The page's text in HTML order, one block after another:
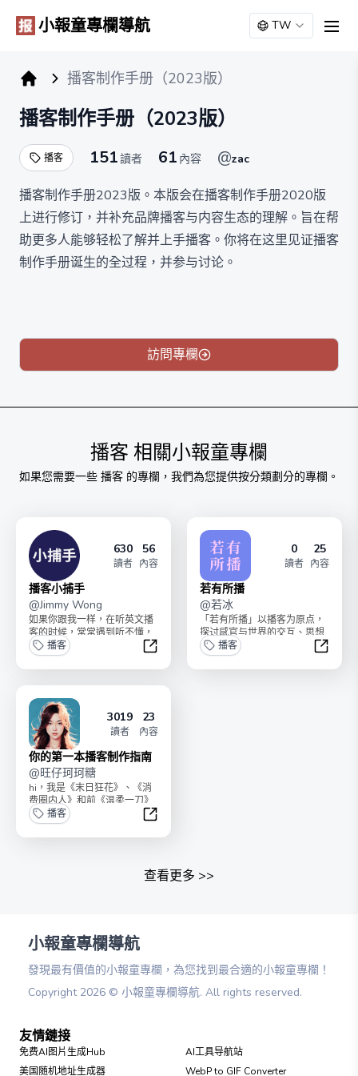
小報童專欄導航 TW
播客制作手册（2023版）
播客制作手册（2023版）
播客 151讀者 61 內容 @zac
播客制作手册2023版。本版会在播客制作手册2020版
上进行修订，并补充品牌播客与内容生态的理解。旨在帮
助更多人能够轻松了解并上手播客。你将在这里见证播客
制作手册诞生的全过程，并参与讨论。
訪問專欄
播客 相關小報童專欄
如果您需要一些 播客 的專欄，我們為您提供按分類劃分的專欄。
630
讀者
56
內容
播客小捕手
@Jimmy Wong
如果你跟我一样，在听英文播
客的时候，常常遇到听不懂，
听着累，甚至不知道听什么的
问题。那么播客小捕手应...
播客
播客小捕手
0
讀者
25
內容
若有所播
@若冰
「若有所播」以播客为原点，
探讨感官与世界的交互、思想
与情感的建筑。公众号：若有
所播 播客：《北海怪...
播客
若有所
3019
讀者
23
內容
你的第一本播客制作指南
@旺仔珂珂糖
hi，我是《末日狂花》、《消
费圈内人》和前《温柔一刀》
的制作人旺仔珂珂糖。我对本
册子的定位是：最简单...
播客
你的第一本播客制作指南
查看更多 >>
小報童專欄導航
發現最有價值的小報童專欄，為您找到最合適的小報童專欄！
Copyright 2026 © 小報童專欄導航. All rights reserved.
友情鏈接
免费AI图片生成Hub
AI工具导航站
美国随机地址生成器
WebP to GIF Converter